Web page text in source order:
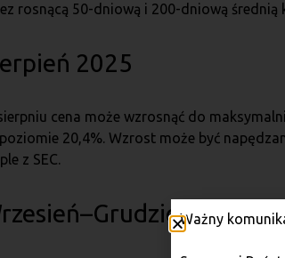
rosnącą 50-dniową i 200-dniową średnią
2025
cena może wzrosnąć do
20,4%. Wzrost może być
z SEC.
2025
Ważny